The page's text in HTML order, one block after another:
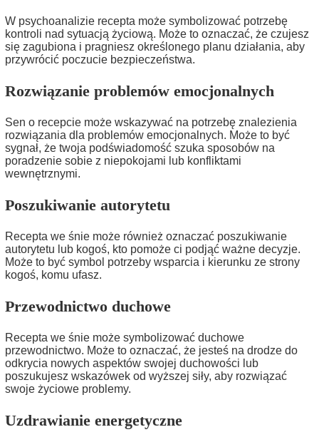
W psychoanalizie recepta może symbolizować potrzebę
kontroli nad sytuacją życiową. Może to oznaczać, że czujesz
się zagubiona i pragniesz określonego planu działania, aby
przywrócić poczucie bezpieczeństwa.
Rozwiązanie problemów emocjonalnych
Sen o recepcie może wskazywać na potrzebę znalezienia
rozwiązania dla problemów emocjonalnych. Może to być
sygnał, że twoja podświadomość szuka sposobów na
poradzenie sobie z niepokojami lub konfliktami
wewnętrznymi.
Poszukiwanie autorytetu
Recepta we śnie może również oznaczać poszukiwanie
autorytetu lub kogoś, kto pomoże ci podjąć ważne decyzje.
Może to być symbol potrzeby wsparcia i kierunku ze strony
kogoś, komu ufasz.
Przewodnictwo duchowe
Recepta we śnie może symbolizować duchowe
przewodnictwo. Może to oznaczać, że jesteś na drodze do
odkrycia nowych aspektów swojej duchowości lub
poszukujesz wskazówek od wyższej siły, aby rozwiązać
swoje życiowe problemy.
Uzdrawianie energetyczne